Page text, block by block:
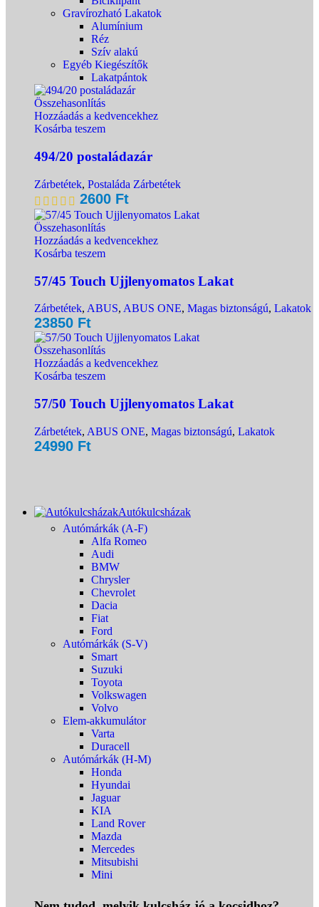
Gravírozható Lakatok
Alumínium
Réz
Szív alakú
Egyéb Kiegészítők
Lakatpántok
Összehasonlítás
Hozzáadás a kedvencekhez
Kosárba teszem
494/20 postaládazár
Zárbetétek, Postaláda Zárbetétek
2600 Ft
Összehasonlítás
Hozzáadás a kedvencekhez
Kosárba teszem
57/45 Touch Ujjlenyomatos Lakat
Zárbetétek, ABUS, ABUS ONE, Magas biztonságú, Lakatok
23850 Ft
Összehasonlítás
Hozzáadás a kedvencekhez
Kosárba teszem
57/50 Touch Ujjlenyomatos Lakat
Zárbetétek, ABUS ONE, Magas biztonságú, Lakatok
24990 Ft
Autókulcsházak
Autómárkák (A-F)
Alfa Romeo
Audi
BMW
Chrysler
Chevrolet
Dacia
Fiat
Ford
Autómárkák (S-V)
Smart
Suzuki
Toyota
Volkswagen
Volvo
Elem-akkumulátor
Varta
Duracell
Autómárkák (H-M)
Honda
Hyundai
Jaguar
KIA
Land Rover
Mazda
Mercedes
Mitsubishi
Mini